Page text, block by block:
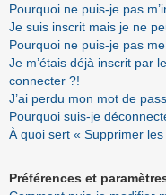
Pourquoi ne puis-je pas
Je suis inscrit mais je ne
Pourquoi ne puis-je pas
Je m’étais déjà inscrit par
connecter ?!
J’ai perdu mon mot de
Pourquoi suis-je
À quoi sert « Supprimer
Préférences et